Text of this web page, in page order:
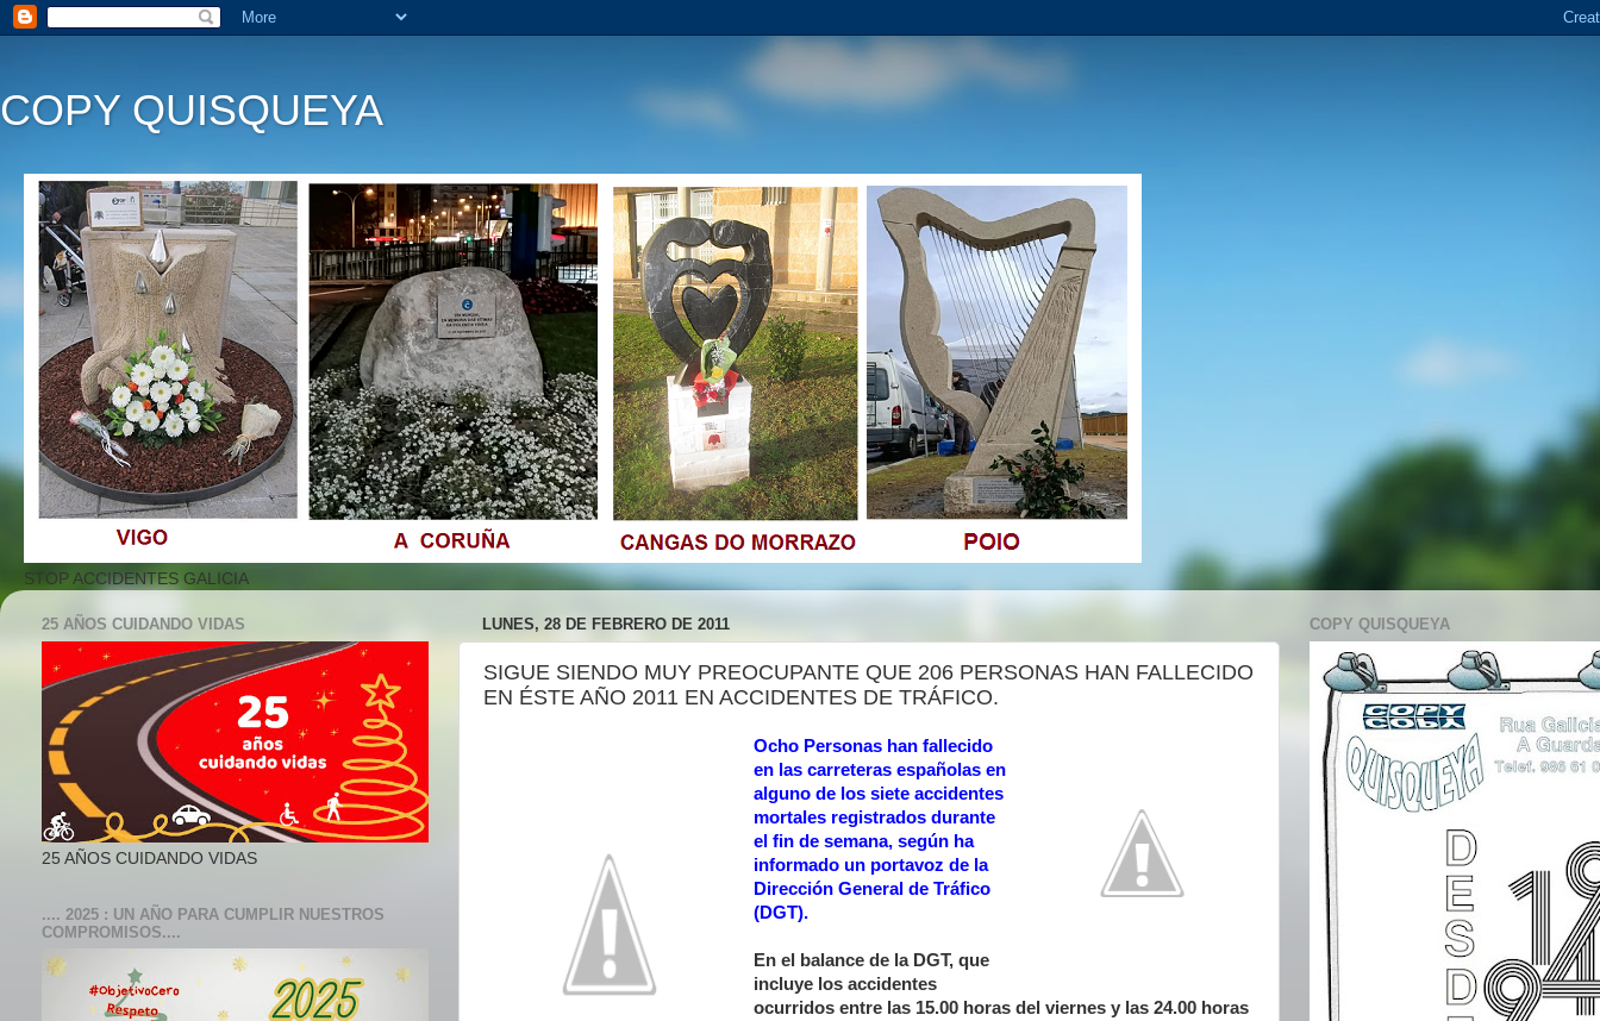
COPY QUISQUEYA
STOP ACCIDENTES GALICIA
LUNES, 28 DE FEBRERO DE 2011
SIGUE SIENDO MUY PREOCUPANTE QUE 206 PERSONAS HAN FALLECIDO
EN ÉSTE AÑO 2011 EN ACCIDENTES DE TRÁFICO.
Ocho Personas han fallecido
en las carreteras españolas en
alguno de los siete accidentes
mortales registrados durante
el fin de semana, según ha
informado un portavoz de la
Dirección General de Tráfico
(DGT).
En el balance de la DGT, que
incluye los accidentes
ocurridos entre las 15.00 horas del viernes y las 24.00 horas
25 AÑOS CUIDANDO VIDAS
25 AÑOS CUIDANDO VIDAS
.... 2025 : UN AÑO PARA CUMPLIR NUESTROS
COMPROMISOS....
COPY QUISQUEYA